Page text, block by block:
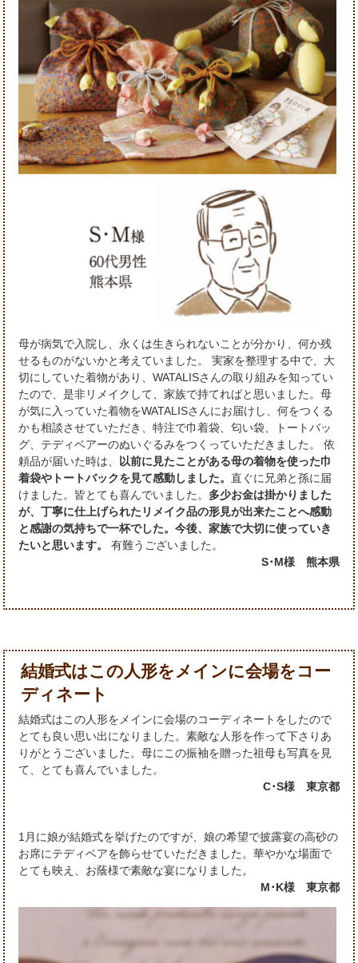
母が病気で入院し、永くは生きられないことが分かり、何か残
せるものがないかと考えていました。 実家を整理する中で、大
切にしていた着物があり、WATALISさんの取り組みを知ってい
たので、是非リメイクして、家族で持てればと思いました。母
が気に入っていた着物をWATALISさんにお届けし、何をつくる
かも相談させていただき、特注で巾着袋、匂い袋、トートバッ
グ、テディベアーのぬいぐるみをつくっていただきました。 依
頼品が届いた時は、
以前に見たことがある母の着物を使った巾
着袋やトートバックを見て感動しました。 直ぐに兄弟と孫に届
けました。皆とても喜んでいました。 多少お金は掛かりました
が、丁寧に仕上げられたリメイク品の形見が出来たことへ感動
と感謝の気持ちで一杯でした。今後、家族で大切に使っていき
たいと思います。
有難うございました。
S･M様 熊本県
結婚式はこの人形をメインに会場をコー
ディネート
結婚式はこの人形をメインに会場のコーディネートをしたので
とても良い思い出になりました。素敵な人形を作って下さりあ
りがとうございました。母にこの振袖を贈った祖母も写真を見
て、とても喜んでいました。
C･S様 東京都
1月に娘が結婚式を挙げたのですが、娘の希望で披露宴の高砂の
お席にテディベアを飾らせていただきました。華やかな場面で
とても映え、お蔭様で素敵な宴になりました。
M･K様 東京都